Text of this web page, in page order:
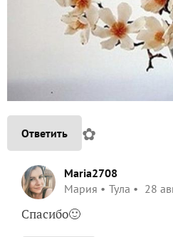
Ответить ✿
Maria2708
Мария
Тула 28
Спасибо🙂